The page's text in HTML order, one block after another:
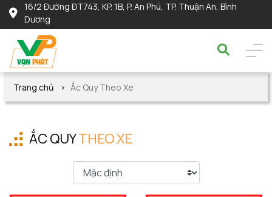
16/2 Đường ĐT743, KP. 1B, P. An Phú, TP. Thuận An, Bình
Dương
Trang chủ Ắc Quy Theo Xe
ẮC QUYTHEO XE